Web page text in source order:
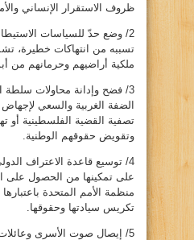
ظروف الاستقرار الإنساني
2/ وضع حدّ للسياسات
تسببه من انتهاكات خطيرة،
ملكية أراضيهم وحرمانهم من
3/ فضح وإدانة محاولات
الضفة الغربية والسعي
تصفية القضية الفلسطينية أو
وتقويض حقوقهم الوطنية.
4/ توسيع قاعدة الاعتراف
على تمكينها من الحصول على
منظمة الأمم المتحدة
تكريس سيادتها وحقوقها.
5/ إيصال صوت الأسرى